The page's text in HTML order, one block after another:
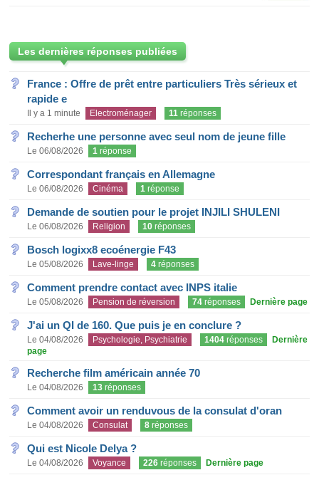
Les dernières réponses publiées
France : Offre de prêt entre particuliers Très sérieux et
rapide e
Il y a 1 minute Electroménager 11 réponses
Recherhe une personne avec seul nom de jeune fille
Le 06/08/2026 1 réponse
Correspondant français en Allemagne
Le 06/08/2026 Cinéma 1 réponse
Demande de soutien pour le projet INJILI SHULENI
Le 06/08/2026 Religion 10 réponses
Bosch logixx8 ecoénergie F43
Le 05/08/2026 Lave-linge 4 réponses
Comment prendre contact avec INPS italie
Le 05/08/2026 Pension de réversion 74 réponses Dernière page
J'ai un QI de 160. Que puis je en conclure ?
Le 04/08/2026 Psychologie, Psychiatrie 1404 réponses
Dernière
page
Recherche film américain année 70
Le 04/08/2026 13 réponses
Comment avoir un renduvous de la consulat d'oran
Le 04/08/2026 Consulat 8 réponses
Qui est Nicole Delya ?
Le 04/08/2026 Voyance 226 réponses Dernière page